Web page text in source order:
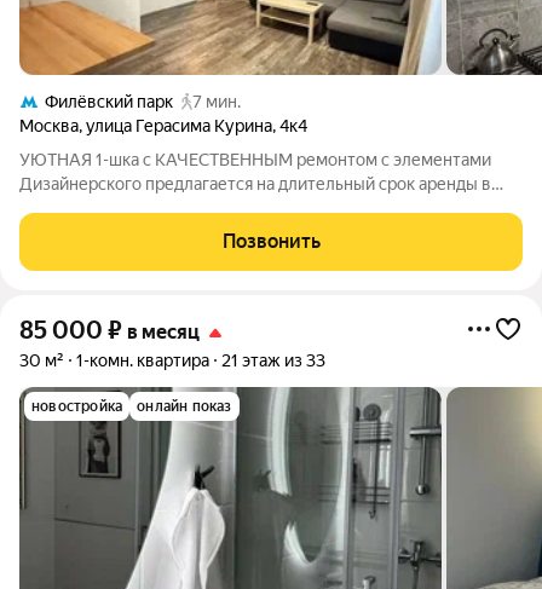
Филёвский парк
7 мин.
Москва,улица Герасима Курина,4к4
УЮТНАЯ 1-шка с КАЧЕСТВЕННЫМ ремонтом с элементами
Дизайнерского предлагается на длительный срок аренды в
Пионерская.. ВЫСОКИЙ 1-й этаж с ОКНАМИ во двор..
Позвонить
85 000 ₽ в месяц
30 м² 1-комн. квартира 21 этаж из 33
новостройка онлайн показ